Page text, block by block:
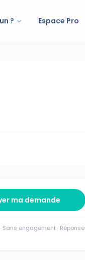
? Espace Pro
ma demande
Sans engagement · Réponse